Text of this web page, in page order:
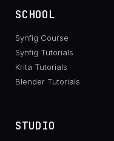
SCHOOL
Synfig Course
Synfig Tutorials
Krita Tutorials
Blender Tutorials
STUDIO